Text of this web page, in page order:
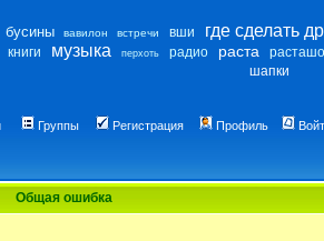
бусины вавилон встречи вши где сделать
книги музыка перхоть радио раста
шапки
Группы Регистрация Профиль
Общая ошибка